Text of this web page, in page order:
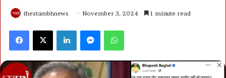
thestambhnews November 3, 2024 1 minute read
Facebook X LinkedIn